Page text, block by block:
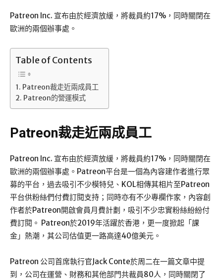
Patreon Inc. 宣布由於經濟放緩，將裁員約17%，同時關閉在
歐洲的兩個辦事處。
Table of Contents
Patreon裁走近兩成員工
Patreon的營運模式
Patreon裁走近兩成員工
Patreon Inc. 宣布由於經濟放緩，將裁員約17%，同時關閉在
歐洲的兩個辦事處。Patreon平台是一個為內容建作者進行眾
募的平台，過去吸引不少模特兒、KOL相傳其相片至Patreon
平台供粉絲們付費訂閱支持；同時亦有不少專欄作家，內容創
作者於Patreon開啟會員月費計劃，吸引不少忠實粉絲紛紛付
費訂閱。 Patreon於2019年活躍於香港，更一度掀起「課
金」熱潮，其公司估值更一路高達40億美元。
Patreon 公司首席執行官Jack Conte於周二在一篇文章中提
到，公司在運營、財務和其他部門共裁員80人，同時關閉了